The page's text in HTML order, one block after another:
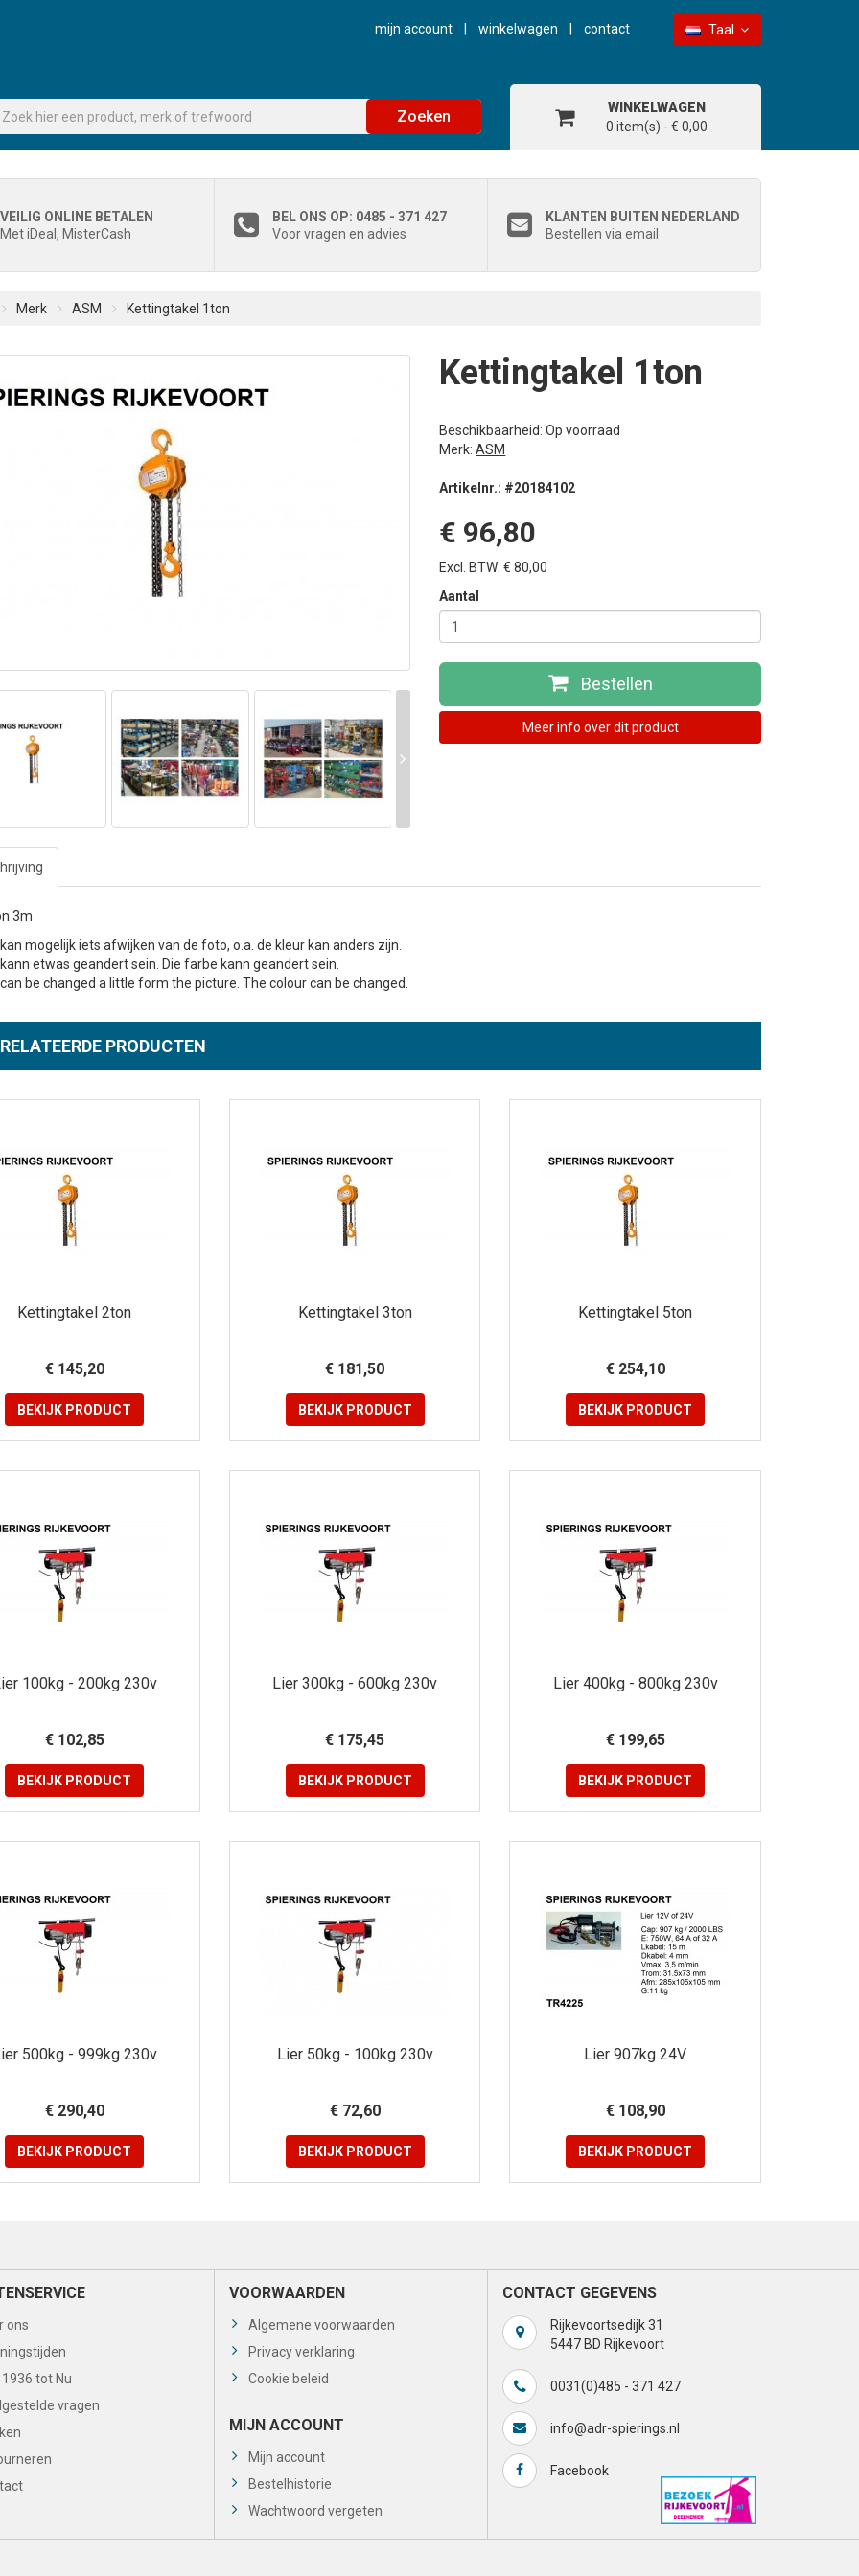
mijn account winkelwagen contact Taal
Zoeken
WINKELWAGEN
0 item(s) - € 0,00
VEILIG ONLINE BETALEN
Met iDeal, MisterCash
BEL ONS OP: 0485 - 371 427
Voor vragen en advies
KLANTEN BUITEN NEDERLAND
Bestellen via email
Merk ASM Kettingtakel 1ton
Kettingtakel 1ton
Beschikbaarheid: Op voorraad
Merk:ASM
Artikelnr.: #20184102
€ 96,80
Excl. BTW: € 80,00
Aantal
Bestellen
Meer info over dit product
3m
mogelijk iets afwijken van de foto, o.a. de kleur kan anders zijn.
etwas geandert sein. Die farbe kann geandert sein.
be changed a little form the picture. The colour can be changed.
PRODUCTEN
Kettingtakel 2ton
€ 145,20
BEKIJK PRODUCT
Kettingtakel 3ton
€ 181,50
BEKIJKPRODUCT
Kettingtakel 5ton
€ 254,10
BEKIJK PRODUCT
100kg - 200kg 230v
€ 102,85
BEKIJK PRODUCT
Lier 300kg - 600kg 230v
€ 175,45
BEKIJKPRODUCT
Lier 400kg - 800kg 230v
€ 199,65
BEKIJK PRODUCT
500kg - 999kg 230v
€ 290,40
BEKIJK PRODUCT
Lier 50kg - 100kg 230v
€ 72,60
BEKIJKPRODUCT
Lier 907kg 24V
€ 108,90
BEKIJK PRODUCT
ons
tot Nu
vragen
VOORWAARDEN
Algemene voorwaarden
Privacy verklaring
Cookie beleid
MIJN ACCOUNT
Mijn account
Bestelhistorie
Wachtwoord vergeten
CONTACT GEGEVENS
Rijkevoortsedijk 31
5447 BD Rijkevoort
0031(0)485 - 371 427
info@adr-spierings.nl
Facebook